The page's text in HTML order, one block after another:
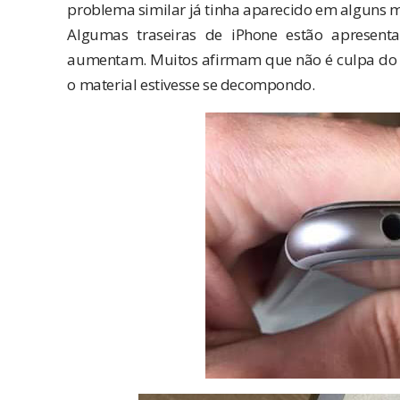
problema similar já tinha aparecido em alguns
Algumas traseiras de iPhone estão
aumentam. Muitos afirmam que não é culpa
o material estivesse se decompondo.